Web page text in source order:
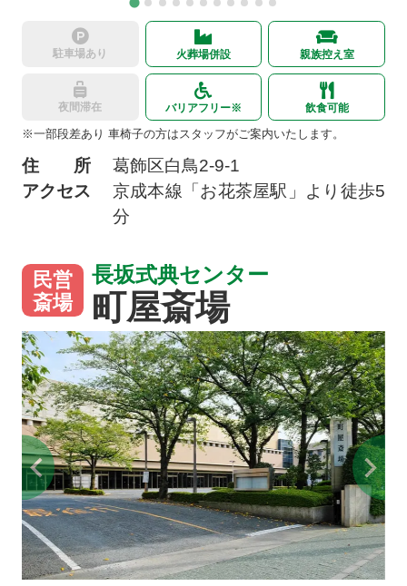
駐車場あり 火葬場併設 親族控え室
夜間滞在 バリアフリー※ 飲食可能
※一部段差あり 車椅子の方はスタッフがご案内いたします。
住 所
葛飾区白鳥2-9-1
アクセス
京成本線「お花茶屋駅」より徒歩5
分
民営
斎場
長坂式典センター
町屋斎場